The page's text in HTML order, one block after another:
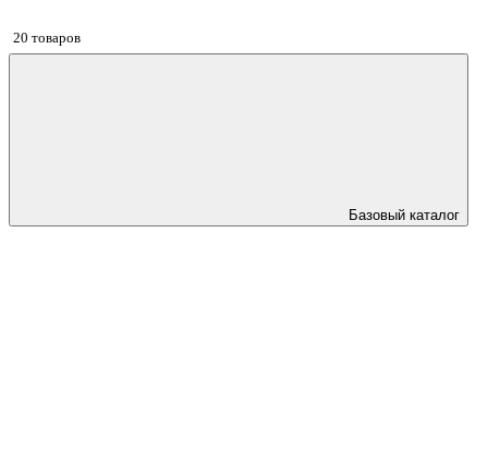
20 товаров
Базовый каталог